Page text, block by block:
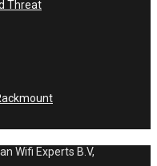
Threat
Wifi Experts B.V,